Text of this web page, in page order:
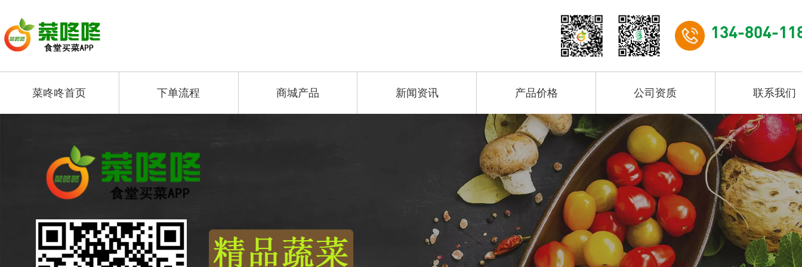
134-804-
菜咚咚首页 下单流程 商城产品 新闻资讯 产品价格 公司资质 联系我们